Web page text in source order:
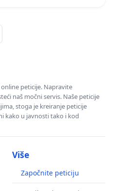
peticije. Napravite
naš močni servis. Naše peticije
stoga je kreiranje peticije
kako u javnosti tako i kod
Više
Započnite peticiju